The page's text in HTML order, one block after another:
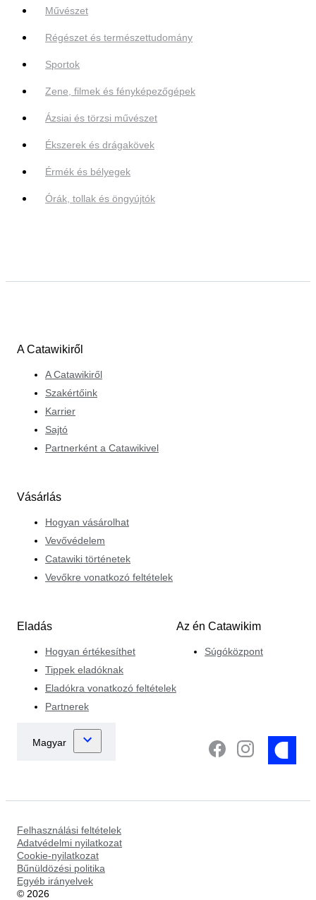
Művészet
Régészet és természettudomány
Sportok
Zene, filmek és fényképezőgépek
Ázsiai és törzsi művészet
Ékszerek és drágakövek
Érmék és bélyegek
Órák, tollak és öngyújtók
A Catawikiről
A Catawikiről
Szakértőink
Karrier
Sajtó
Partnerként a Catawikivel
Vásárlás
Hogyan vásárolhat
Vevővédelem
Catawiki történetek
Vevőkre vonatkozó feltételek
Eladás
Hogyan értékesíthet
Tippek eladóknak
Eladókra vonatkozó feltételek
Partnerek
Az én Catawikim
Súgóközpont
Felhasználási feltételek
Adatvédelmi nyilatkozat
Cookie-nyilatkozat
Bűnüldözési politika
Egyéb irányelvek
© 2026